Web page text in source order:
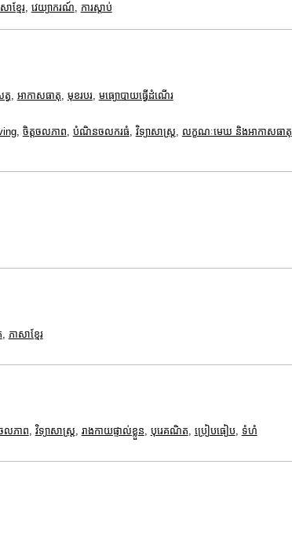
ាខ្មែរ, វេយ្យាករណ៍ ការស្តាប់
វ អាកាសធាតុ មុខរបរ, មធ្យោបាយធ្វើដំណើរ
, ចិត្តចលភាព បំណិនចលករធំ វិទ្យាសាស្រ្ត លក្ខណៈមេឃ និងអាកាសធាតុ
ភាសាខ្មែរ
លភាព វិទ្យាសាស្រ្ត រាងកាយផ្ទាល់ខ្លួន បុរេគណិត ប្រៀបធៀប, ទំហំ